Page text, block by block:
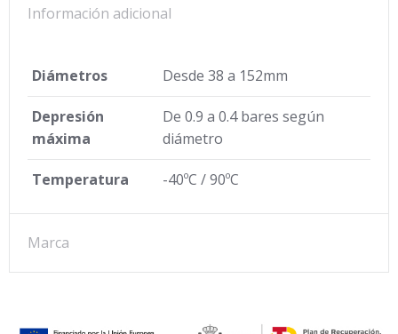
Información adicional
Diámetros Desde 38 a 152mm
Depresión
máxima
De 0.9 a 0.4 bares según
diámetro
Temperatura -40ºC / 90ºC
Marca